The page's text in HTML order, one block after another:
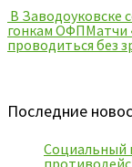
В Заводоуковске
гонкам ОФПМатчи
проводиться без
Последние
Социальный